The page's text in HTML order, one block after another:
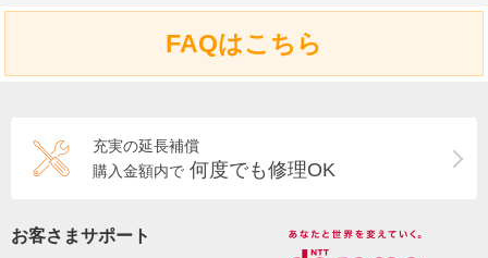
FAQはこちら
充実の延長補償
購入金額内で 何度でも修理OK
お客さまサポート